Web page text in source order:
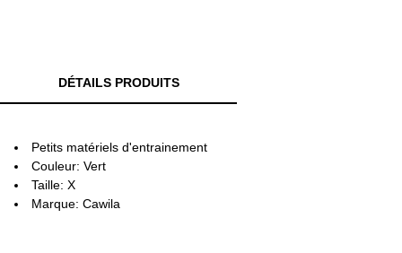
DÉTAILS PRODUITS
Petits matériels d'entrainement
Couleur: Vert
Taille: X
Marque: Cawila